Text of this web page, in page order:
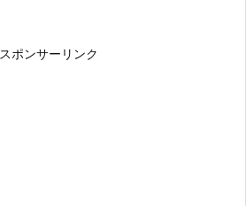
スポンサーリンク